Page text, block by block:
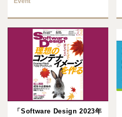
「Software Design 2023年